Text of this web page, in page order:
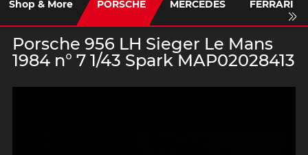
Shop & More PORSCHE MERCEDES FERRARI
Porsche 956 LH Sieger Le Mans
1984 n° 7 1/43 Spark MAP02028413